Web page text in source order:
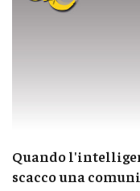
Quando
scacco una